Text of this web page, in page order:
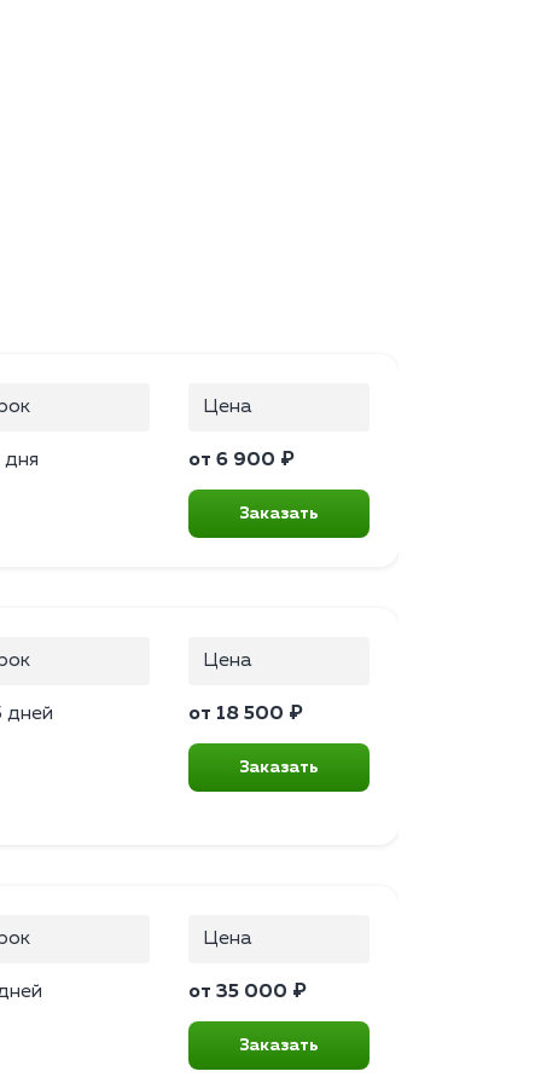
дня
Цена
от 6 900 ₽
Заказать
дней
Цена
от 18 500 ₽
Заказать
Цена
от 35 000 ₽
Заказать